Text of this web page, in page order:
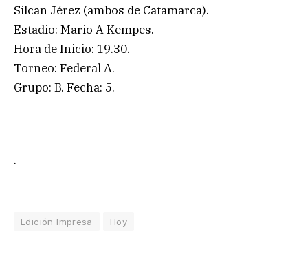
Silcan Jérez (ambos de Catamarca).
Estadio: Mario A Kempes.
Hora de Inicio: 19.30.
Torneo: Federal A.
Grupo: B. Fecha: 5.
.
Edición Impresa Hoy